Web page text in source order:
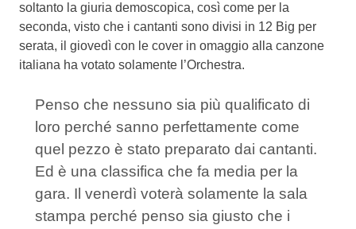
soltanto la giuria demoscopica, così come per la
seconda, visto che i cantanti sono divisi in 12 Big per
serata, il giovedì con le cover in omaggio alla canzone
italiana ha votato solamente l’Orchestra.
Penso che nessuno sia più qualificato di
loro perché sanno perfettamente come
quel pezzo è stato preparato dai cantanti.
Ed è una classifica che fa media per la
gara. Il venerdì voterà solamente la sala
stampa perché penso sia giusto che i